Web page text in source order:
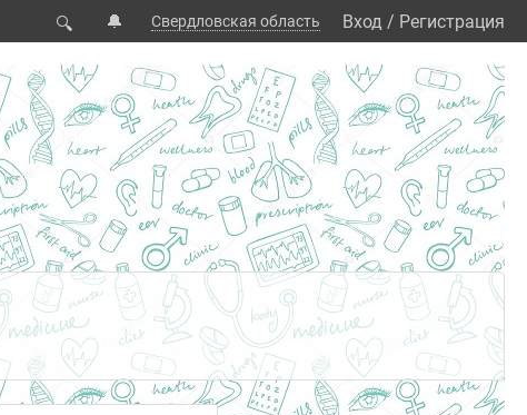
🔍 🔔 Свердловская область Вход / Регистрация